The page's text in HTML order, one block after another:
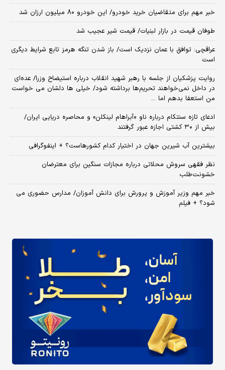
خبر مهم برای متقاضیان خرید خودرو/ این خودرو ۸۰ میلیون ارزان شد
طوفان قیمت در بازار لبنیات/ قیمت شیر عجیب شد
عراقچی: توافق با عمان نزدیک است/ باز شدن تنگه هرمز تابع شرایط دیگری
است
روایت پزشکیان از جلسه با رهبر شهید انقلاب درباره استیضاح وزرا/ عده‌ای
در داخل نمی‌خواهند تحریم‌ها برداشته شود/ خیلی ها دلشان می خواست
من استعفا بدهم اما ...
ادعای تازه سنتکام درباره ناو «آبراهام لینکلن» و محاصره دریایی ایران/
بیش از ۳۰ کشتی اجازه عبور گرفتند
بیشترین آب شیرین جهان در اختیار کدام کشورهاست؟ + اینفوگرافی
نظر فقهی سروش محلاتی درباره مجازات سنگین برای معترضان
خشونت‌طلب
خبر مهم وزیر آموزش و پرورش برای دانش آموزان/ مدارس حضوری می
شود؟ + فیلم